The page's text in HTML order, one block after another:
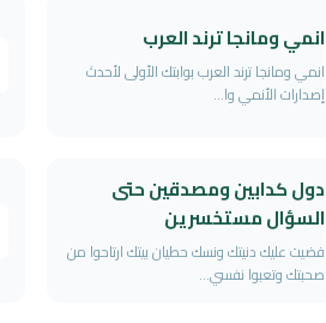
انمي ومانجا ترند العرب
انمي ومانجا ترند العرب بوابتك الأولى لأحدث
إصدارات الأنمي وا...
دول كدابين ومصدقين حتى
السؤال مستخسرين
فضيت عليك دنيتك ونسك حطيان بيتك ارتاحوا من
صحبتك وتعبوا نفسي...